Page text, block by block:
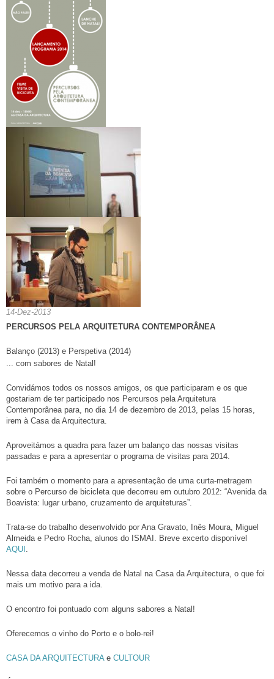
14-Dez-2013
PERCURSOS PELA ARQUITETURA CONTEMPORÂNEA
Balanço (2013) e Perspetiva (2014)
... com sabores de Natal!
Convidámos todos os nossos amigos, os que participaram e os que
gostariam de ter participado nos Percursos pela Arquitetura
Contemporânea para, no dia 14 de dezembro de 2013, pelas 15 horas,
irem à Casa da Arquitectura.
Aproveitámos a quadra para fazer um balanço das nossas visitas
passadas e para a apresentar o programa de visitas para 2014.
Foi também o momento para a apresentação de uma curta-metragem
sobre o Percurso de bicicleta que decorreu em outubro 2012: “Avenida da
Boavista: lugar urbano, cruzamento de arquiteturas”.
Trata-se do trabalho desenvolvido por Ana Gravato, Inês Moura, Miguel
Almeida e Pedro Rocha, alunos do ISMAI. Breve excerto disponível
AQUI
Nessa data decorreu a venda de Natal na Casa da Arquitectura, o que foi
mais um motivo para a ida.
O encontro foi pontuado com alguns sabores a Natal!
Oferecemos o vinho do Porto e o bolo-rei!
CASA DA ARQUITECTURA e CULTOUR